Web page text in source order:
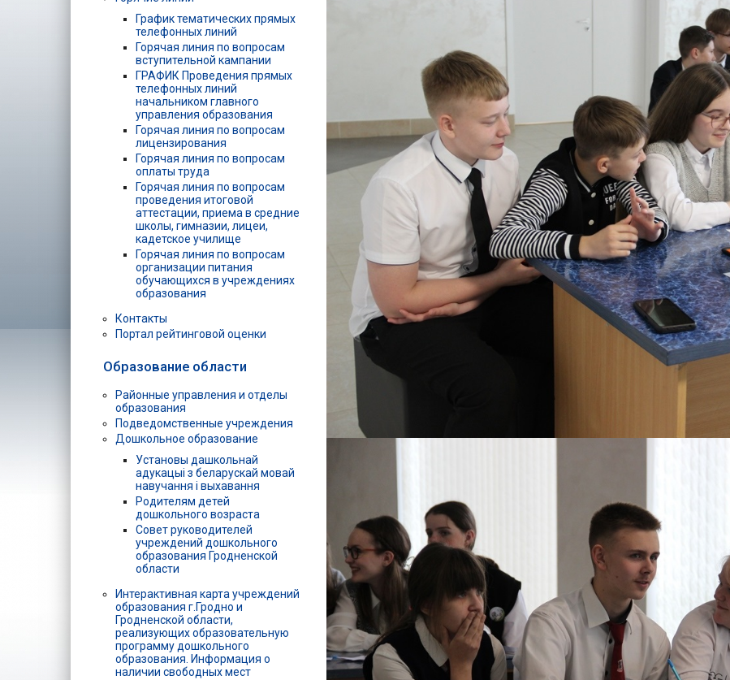
График тематических прямых
телефонных линий
Горячая линия по вопросам
вступительной кампании
ГРАФИК Проведения прямых
телефонных линий
начальником главного
управления образования
Горячая линия по вопросам
лицензирования
Горячая линия по вопросам
оплаты труда
Горячая линия по вопросам
проведения итоговой
аттестации, приема в средние
школы, гимназии, лицеи,
кадетское училище
Горячая линия по вопросам
организации питания
обучающихся в учреждениях
образования
Контакты
Портал рейтинговой оценки
Образование области
Районные управления и отделы
образования
Подведомственные учреждения
Дошкольное образование
Установы дашкольнай
адукацыі з беларускай мовай
навучання і выхавання
Родителям детей
дошкольного возраста
Совет руководителей
учреждений дошкольного
образования Гродненской
области
Интерактивная карта учреждений
образования г.Гродно и
Гродненской области,
реализующих образовательную
программу дошкольного
образования. Информация о
наличии свободных мест